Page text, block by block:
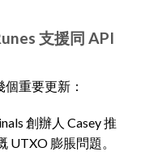
支援同 API
重要更新：
創辦人 Casey 推
UTXO 膨脹問題。